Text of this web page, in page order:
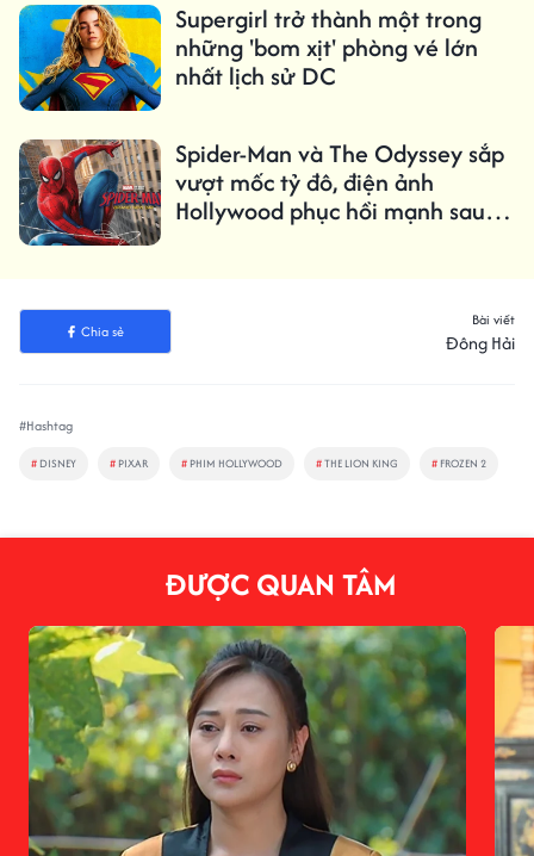
Supergirl trở thành một trong
những 'bom xịt' phòng vé lớn
nhất lịch sử DC
Spider-Man và The Odyssey sắp
vượt mốc tỷ đô, điện ảnh
Hollywood phục hồi mạnh sau
Chia sẻ
Bài viết
Đông Hải
#Hashtag
# DISNEY # PIXAR # PHIM HOLLYWOOD #THE LION KING # FROZEN 2
ĐƯỢC QUAN TÂM